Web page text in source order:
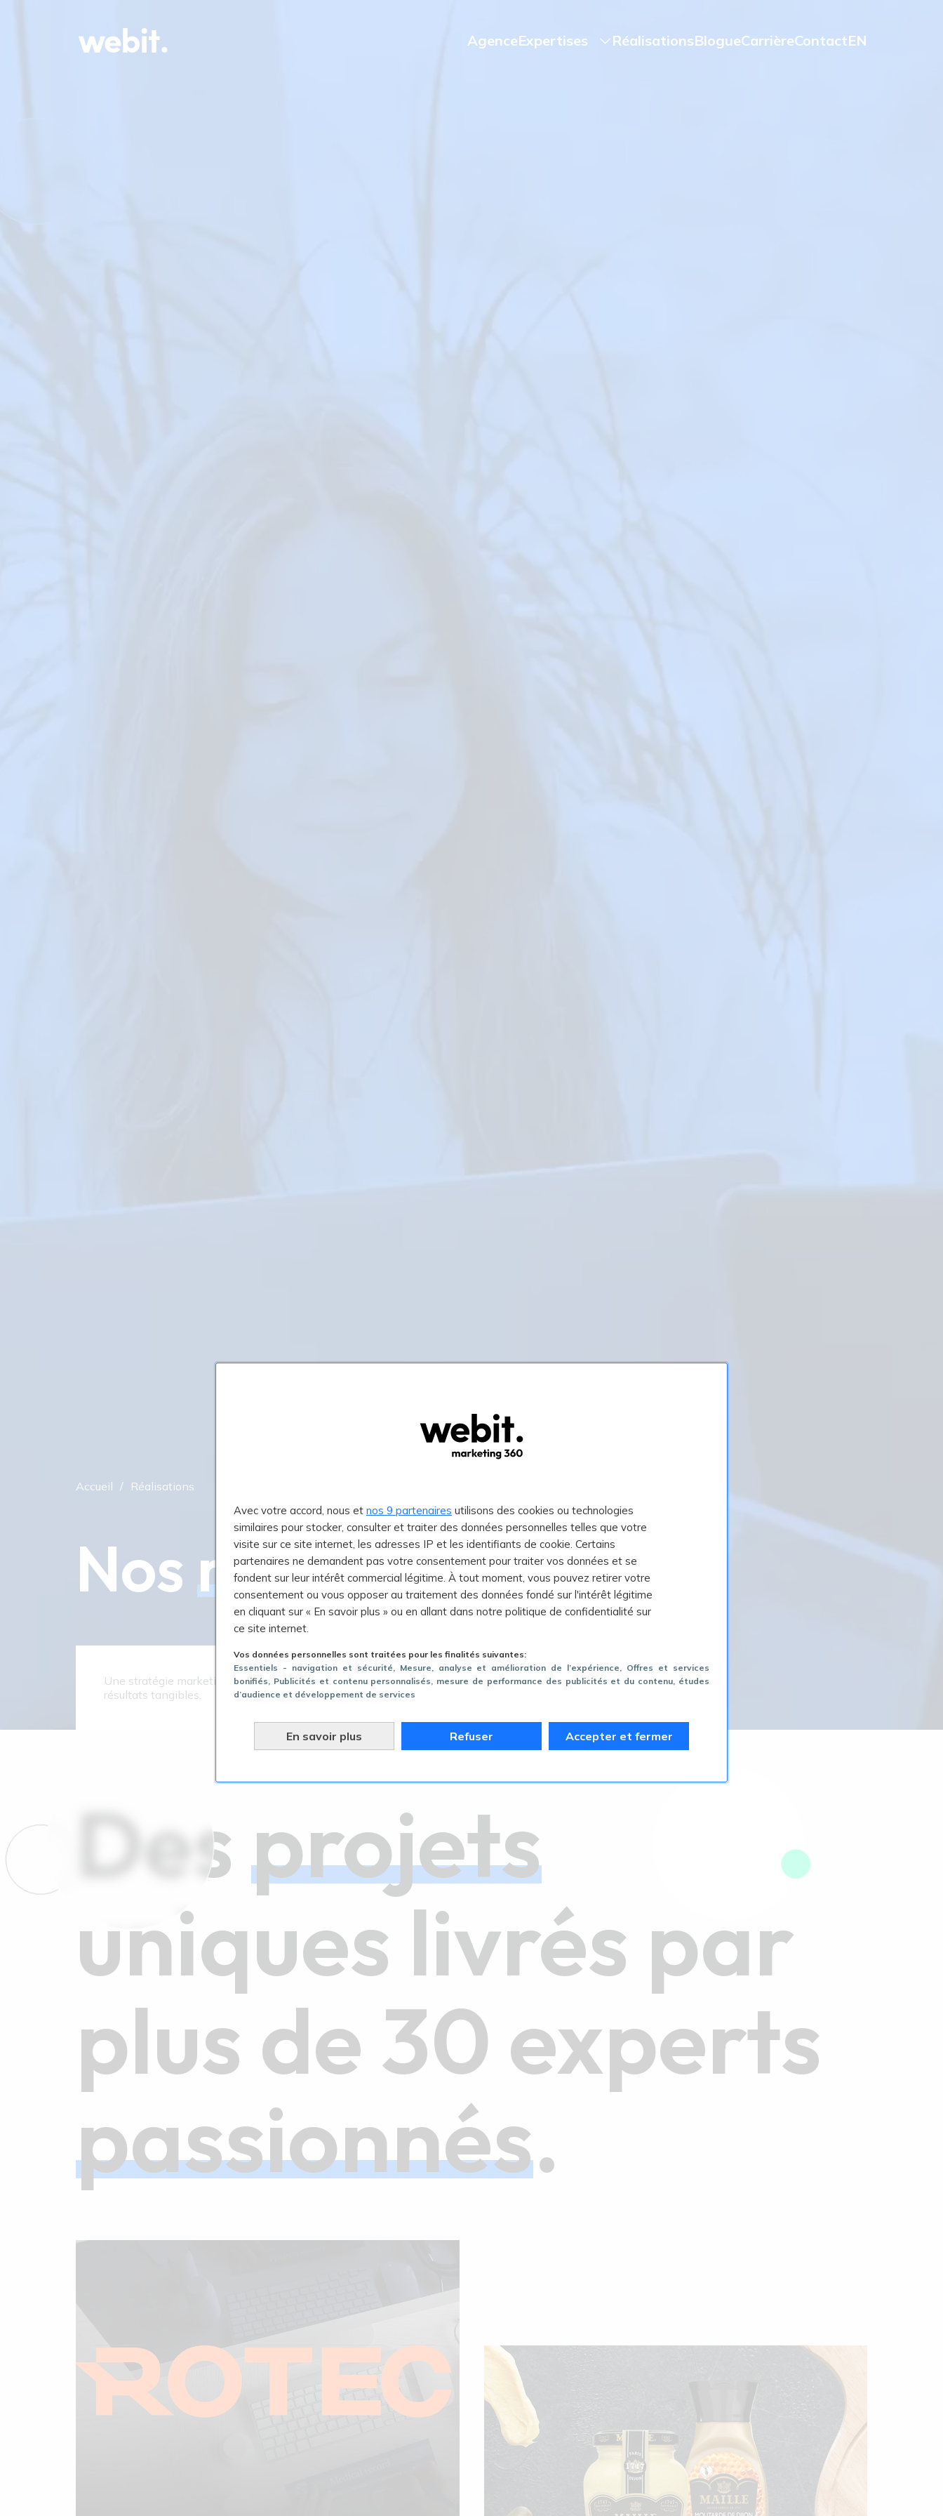
Avec votre accord, nous et nos 9 partenaires utilisons des cookies ou technologies
similaires pour stocker, consulter et traiter des données personnelles telles que votre
visite sur ce site internet, les adresses IP et les identifiants de cookie. Certains
partenaires ne demandent pas votre consentement pour traiter vos données et se
fondent sur leur intérêt commercial légitime. À tout moment, vous pouvez retirer votre
consentement ou vous opposer au traitement des données fondé sur l'intérêt légitime
en cliquant sur « En savoir plus » ou en allant dans notre politique de confidentialité sur
ce site internet.
Vos données personnelles sont traitées pour les finalités suivantes:
Essentiels - navigation et sécurité , Mesure, analyse et amélioration de l’expérience , Offres et services
bonifiés , Publicités et contenu personnalisés, mesure de performance des publicités et du contenu, études
d’audience et développement de services
En savoir plus Refuser Accepter et fermer
AgenceExpertises RéalisationsBlogueCarrièreContactEN
Accueil Réalisations
Nosréalisations.
Une stratégie marketing 360, ça donne des
résultats tangibles.
Desprojets
uniques livrés par
plus de 30 experts
passionnés.